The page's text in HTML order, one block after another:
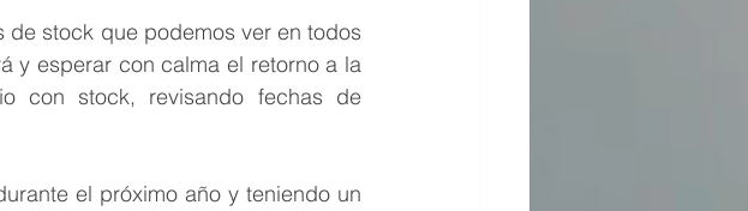
de stock que podemos ver en todos
y esperar con calma el retorno a la
con stock, revisando fechas de
el próximo año y teniendo un